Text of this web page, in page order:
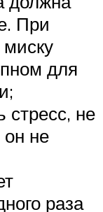
При
для
стресс, не
он не
раза